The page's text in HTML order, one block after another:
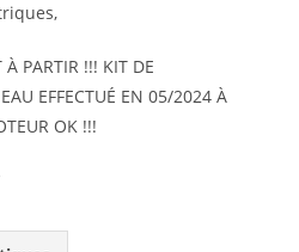
PARTIR !!! KIT DE
OK !!!